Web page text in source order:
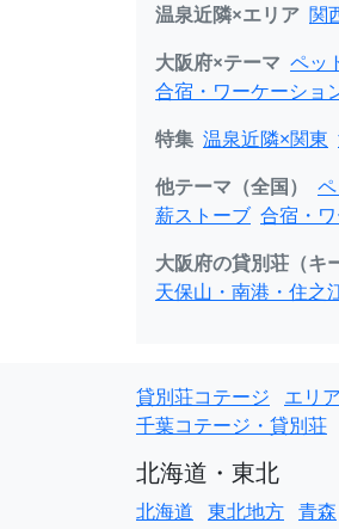
温泉近隣×エリア 関
大阪府×テーマ ペッ
合宿・ワーケーショ
特集 温泉近隣×関東
他テーマ（全国）
薪ストーブ 合宿・
大阪府の貸別荘（キ
天保山・南港・住之
貸別荘コテージ エリ
千葉コテージ・貸別荘
北海道・東北
北海道 東北地方 青森